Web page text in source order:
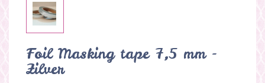
Foil Masking tape 7,5 mm -
Zilver